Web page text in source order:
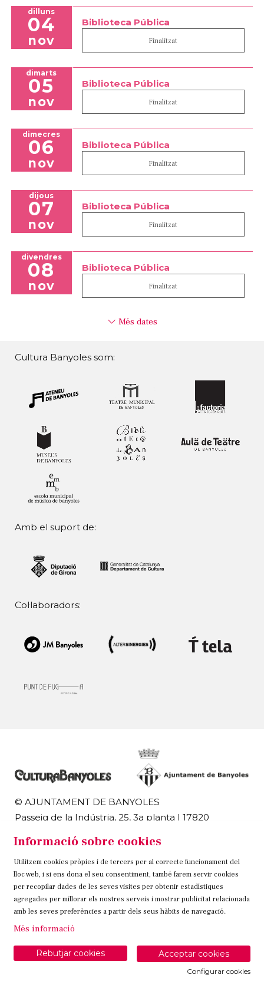
dilluns
04
nov
Biblioteca Pública
Finalitzat
dimarts
05
nov
Biblioteca Pública
Finalitzat
dimecres
06
nov
Biblioteca Pública
Finalitzat
dijous
07
nov
Biblioteca Pública
Finalitzat
divendres
08
nov
Biblioteca Pública
Finalitzat
Més dates
Cultura Banyoles som:
Amb el suport de:
Col·laboradors:
© AJUNTAMENT DE BANYOLES
Passeig de la Indústria, 25, 3a planta | 17820
972 58 18 48 | 972 57 00 50
Sitemap Avís Legal Ús de Cookies Contacteu
Link a instagram
Link a twitter
Link a facebook
Informació sobre cookies
Utilitzem cookies pròpies i de tercers per al correcte funcionament del
lloc web, i si ens dona el seu consentiment, també farem servir cookies
per recopilar dades de les seves visites per obtenir estadístiques
agregades per millorar els nostres serveis i mostrar publicitat relacionada
amb les seves preferències a partir dels seus hàbits de navegació.
Més informació
Acceptar cookies
Rebutjar cookies
Configurar cookies